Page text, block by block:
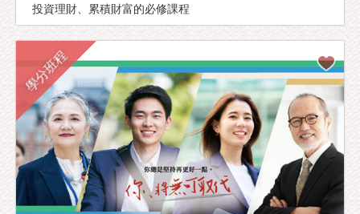
投資理財、累積財富的必修課程
學分班程